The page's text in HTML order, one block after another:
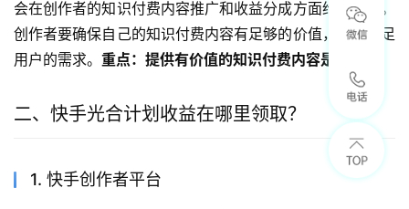
会在创作者的知识付费内容推广和收益分成方面给予支持。
创作者要确保自己的知识付费内容有足够的价值，能够满足
用户的需求。 重点：提供有价值的知识付费内容是关键。
二、快手光合计划收益在哪里领取？
1. 快手创作者平台